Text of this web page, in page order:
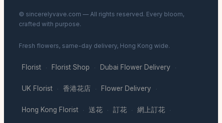
© sincerelyvave.com — All rights reserved. Every bloom,
crafted with purpose.
Fresh flowers, same-day delivery, Hong Kong wide.
Florist · Florist Shop · Dubai Flower Delivery ·
UK Florist · 香港花店 · Flower Delivery ·
Hong Kong Florist · 送花 · 訂花 · 網上訂花 ·